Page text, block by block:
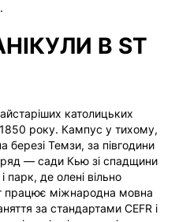
В ST
католицьких
1850 року. Кампус у тихому,
березі Темзи, за півгодини
— сади Кью зі спадщини
де олені вільно
працює міжнародна мовна
за стандартами CEFR і